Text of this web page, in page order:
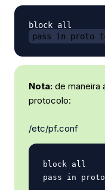
pass in proto
Nota: de maneira
protocolo:
/etc/pf.conf
block all
pass in